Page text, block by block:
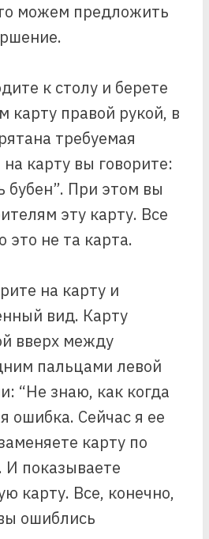
можем предложить
к столу и берете
правой рукой, в
требуемая
карту вы говорите:
бубен”. При этом вы
эту карту. Все
это не та карта.
на карту и
вид. Карту
вверх между
пальцами левой
“Не знаю, как когда
ошибка. Сейчас я ее
карту по
И показываете
карту. Все, конечно,
ошиблись